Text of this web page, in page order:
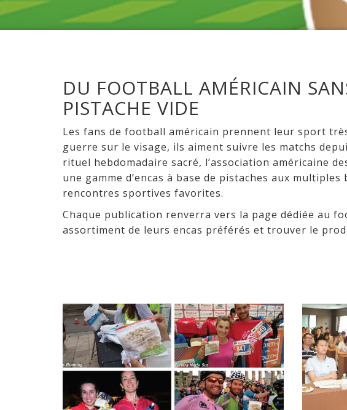
DU FOOTBALL AMÉRICAIN
PISTACHE VIDE
Les fans de football américain prennent leur sport
guerre sur le visage, ils aiment suivre les matchs
rituel hebdomadaire sacré, l’association américaine
une gamme d’encas à base de pistaches aux
rencontres sportives favorites.
Chaque publication renverra vers la page dédiée au
assortiment de leurs encas préférés et trouver le